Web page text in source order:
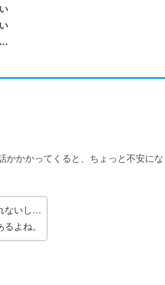
…
かかかってくると、ちょっと不安にな
ないし…
よね。